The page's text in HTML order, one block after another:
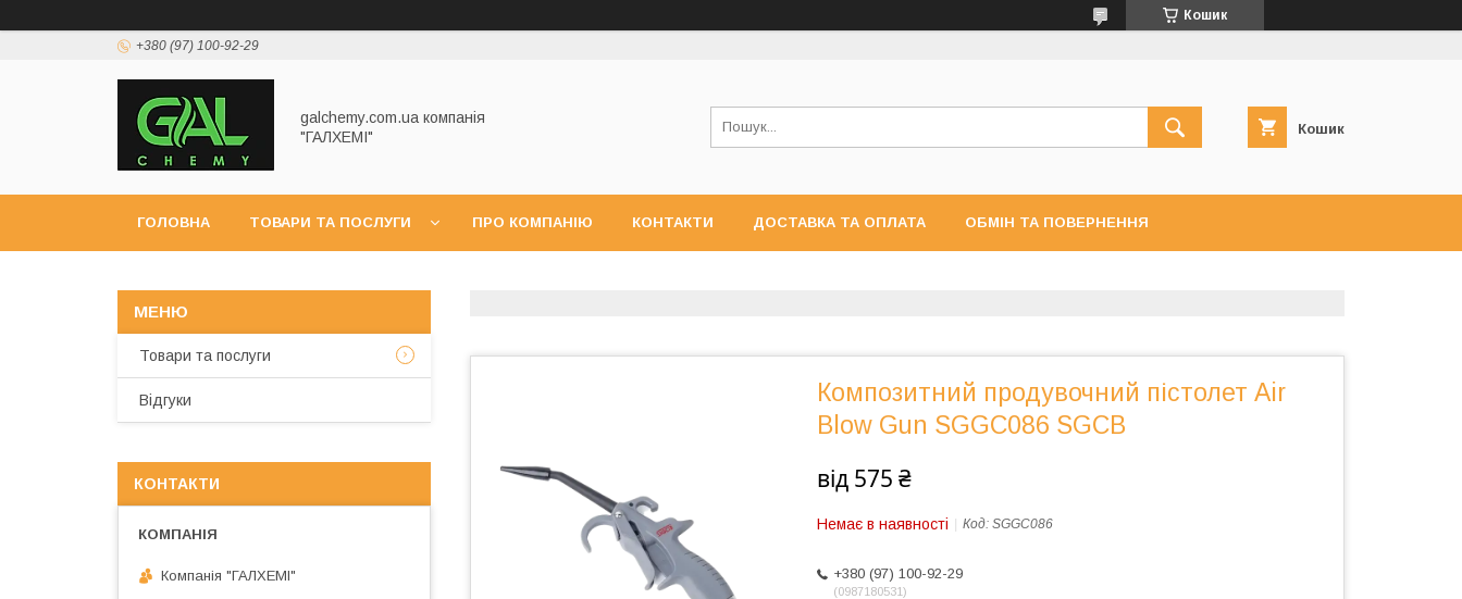
Кошик
+380 (97) 100-92-29
galchemy.com.ua компанія
"ГАЛХЕМІ"
Кошик
ГОЛОВНА ТОВАРИ ТА ПОСЛУГИ ПРО КОМПАНІЮ КОНТАКТИ ДОСТАВКА ТА ОПЛАТА ОБМІН ТА ПОВЕРНЕННЯ
Композитний продувочний пістолет Air
Blow Gun SGGC086 SGCB
від 575 ₴
Немає в наявності Код: SGGC086
+380 (97) 100-92-29
0987180531
Товари та послуги
Відгуки
КОНТАКТИ
Компанія "ГАЛХЕМІ"